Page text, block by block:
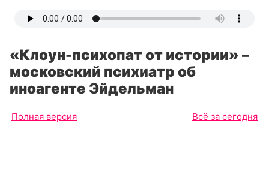
«Клоун-психопат от истории» –
московский психиатр об
иноагенте Эйдельман
Полная версия Всё за сегодня